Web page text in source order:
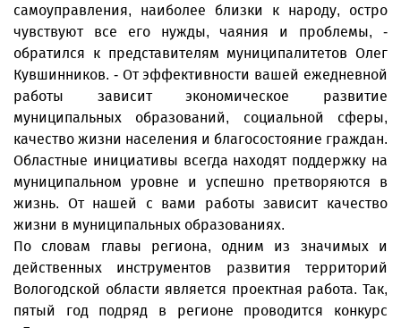
самоуправления, наиболее близки к народу, остро
чувствуют все его нужды, чаяния и проблемы, -
обратился к представителям муниципалитетов Олег
Кувшинников. - От эффективности вашей ежедневной
работы зависит экономическое развитие
муниципальных образований, социальной сферы,
качество жизни населения и благосостояние граждан.
Областные инициативы всегда находят поддержку на
муниципальном уровне и успешно претворяются в
жизнь. От нашей с вами работы зависит качество
жизни в муниципальных образованиях.
По словам главы региона, одним из значимых и
действенных инструментов развития территорий
Вологодской области является проектная работа. Так,
пятый год подряд в регионе проводится конкурс